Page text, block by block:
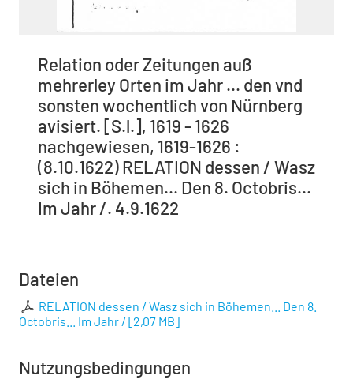
Relation oder Zeitungen auß
mehrerley Orten im Jahr ... den vnd
sonsten wochentlich von Nürnberg
avisiert. [S.l.], 1619 - 1626
nachgewiesen, 1619-1626 :
(8.10.1622) RELATION dessen / Wasz
sich in Böhemen... Den 8. Octobris...
Im Jahr /. 4.9.1622
Dateien
RELATION dessen / Wasz sich in Böhemen... Den 8.
Octobris... Im Jahr / [2,07 MB]
Nutzungsbedingungen